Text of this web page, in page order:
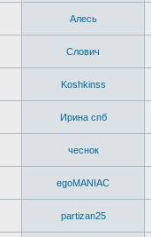
Алесь
Слович
Koshkinss
Ирина спб
чеснок
egoMANIAC
partizan25